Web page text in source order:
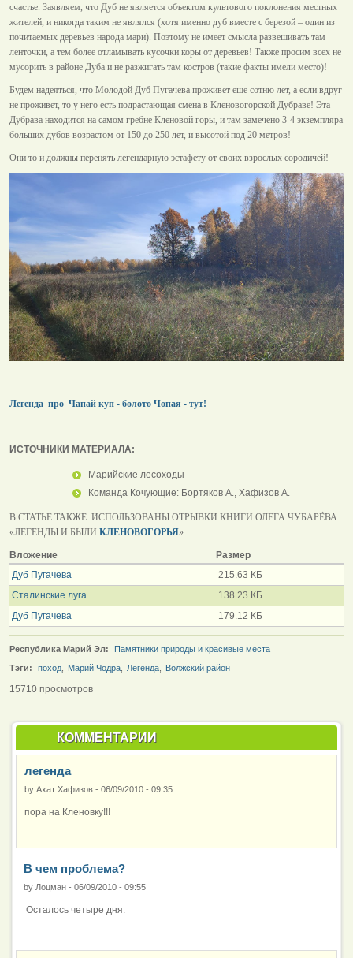
счастье. Заявляем, что Дуб не является объектом культового поклонения местных
жителей, и никогда таким не являлся (хотя именно дуб вместе с березой – один из
почитаемых деревьев народа мари). Поэтому не имеет смысла развешивать там
ленточки, а тем более отламывать кусочки коры от деревьев! Также просим всех не
мусорить в районе Дуба и не разжигать там костров (такие факты имели место)!
Будем надеяться, что Молодой Дуб Пугачева проживет еще сотню лет, а если вдруг
не проживет, то у него есть подрастающая смена в Кленовогорской Дубраве! Эта
Дубрава находится на самом гребне Кленовой горы, и там замечено 3-4 экземпляра
больших дубов возрастом от 150 до 250 лет, и высотой под 20 метров!
Они то и должны перенять легендарную эстафету от своих взрослых сородичей!
Легенда про Чапай куп - болото Чопая - тут!
ИСТОЧНИКИ МАТЕРИАЛА:
Марийские лесоходы
Команда Кочующие: Бортяков А., Хафизов А.
В СТАТЬЕ ТАКЖЕ ИСПОЛЬЗОВАНЫ ОТРЫВКИ КНИГИ ОЛЕГА ЧУБАРЁВА
«ЛЕГЕНДЫ И БЫЛИ КЛЕНОВОГОРЬЯ».
Вложение
Размер
Дуб Пугачева
215.63 КБ
Сталинские луга
138.23 КБ
Дуб Пугачева
179.12 КБ
Республика Марий Эл:
Памятники природы и красивые места
Тэги:
поход Марий Чодра Легенда Волжский район
15710 просмотров
КОММЕНТАРИИ
легенда
by Ахат Хафизов - 06/09/2010 - 09:35
пора на Кленовку!!!
В чем проблема?
by Лоцман - 06/09/2010 - 09:55
Осталось четыре дня.